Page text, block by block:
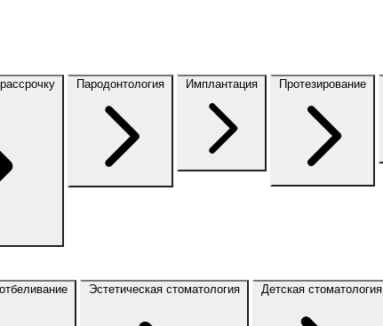
Пародонтология Имплантация Протезирование
Эстетическая стоматология Детская стоматология